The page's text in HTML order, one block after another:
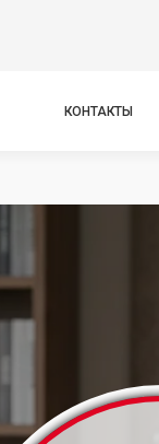
КОНТАКТЫ